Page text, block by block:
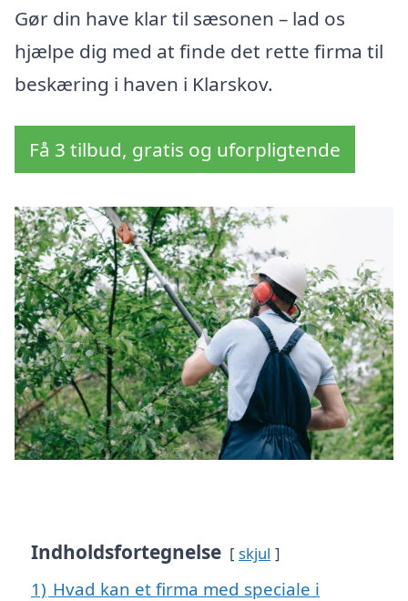
Gør din have klar til sæsonen – lad os
hjælpe dig med at finde det rette firma til
beskæring i haven i Klarskov.
Få 3 tilbud, gratis og uforpligtende
Indholdsfortegnelse skjul
1) Hvad kan et firma med speciale i